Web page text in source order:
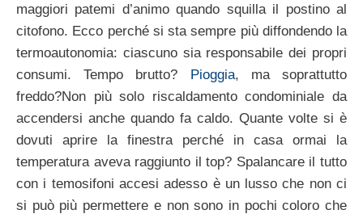
maggiori patemi d’animo quando squilla il postino al
citofono. Ecco perché si sta sempre più diffondendo la
termoautonomia: ciascuno sia responsabile dei propri
consumi. Tempo brutto? Pioggia, ma soprattutto
freddo?Non più solo riscaldamento condominiale da
accendersi anche quando fa caldo. Quante volte si è
dovuti aprire la finestra perché in casa ormai la
temperatura aveva raggiunto il top? Spalancare il tutto
con i temosifoni accesi adesso è un lusso che non ci
si può più permettere e non sono in pochi coloro che